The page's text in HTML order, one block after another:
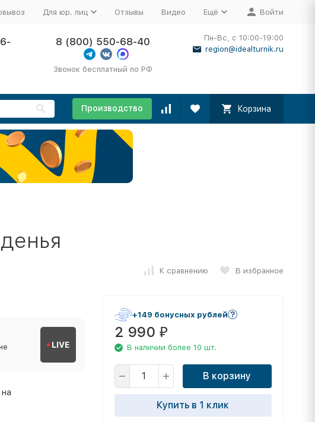
Для юр. лиц Отзывы Видео Ещё Войти
8 (800) 550-68-40
Звонок бесплатный по РФ
Пн-Вс, с 10:00-19:00
region@idealturnik.ru
Производство Корзина
К сравнению В избранное
LIVE
+149 бонусных рублей
2 990 ₽
В наличии более 10 шт.
В корзину
Купить в 1 клик